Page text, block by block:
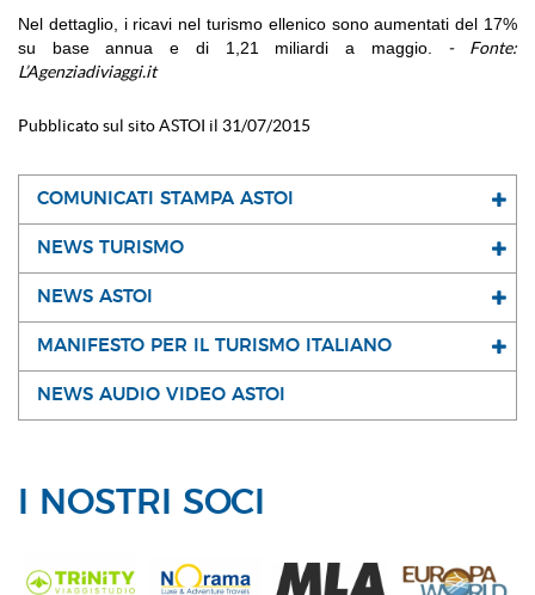
Nel dettaglio, i ricavi nel turismo ellenico sono aumentati del 17%
su base annua e di 1,21 miliardi a maggio. - Fonte:
L’Agenziadiviaggi.it
Pubblicato sul sito ASTOI il 31/07/2015
COMUNICATI STAMPA ASTOI
NEWS TURISMO
NEWS ASTOI
MANIFESTO PER IL TURISMO ITALIANO
NEWS AUDIO VIDEO ASTOI
I NOSTRI SOCI